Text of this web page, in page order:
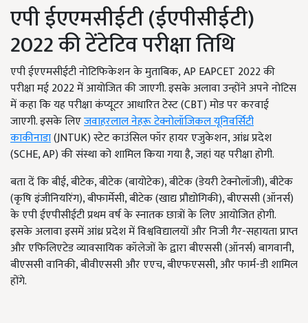
एपी ईएएमसीईटी (ईएपीसीईटी)
2022 की टेंटेटिव परीक्षा तिथि
एपी ईएएमसीईटी नोटिफिकेशन के मुताबिक, AP EAPCET 2022 की
परीक्षा मई 2022 में आयोजित की जाएगी. इसके अलावा उन्होंने अपने नोटिस
में कहा कि यह परीक्षा कंप्यूटर आधारित टेस्ट (CBT) मोड पर करवाई
जाएगी. इसके लिएजवाहरलाल नेहरू टेक्नोलॉजिकल यूनिवर्सिटी
काकीनाडा(JNTUK) स्टेट काउंसिल फॉर हायर एजुकेशन, आंध्र प्रदेश
(SCHE, AP) की संस्था को शामिल किया गया है, जहां यह परीक्षा होगी.
बता दें कि बीई, बीटेक, बीटेक (बायोटेक), बीटेक (डेयरी टेक्नोलॉजी), बीटेक
(कृषि इंजीनियरिंग), बीफार्मेसी, बीटेक (खाद्य प्रौद्योगिकी), बीएससी (ऑनर्स)
के एपी ईएपीसीईटी प्रथम वर्ष के स्नातक छात्रों के लिए आयोजित होगी.
इसके अलावा इसमें आंध्र प्रदेश में विश्वविद्यालयों और निजी गैर-सहायता प्राप्त
और एफिलिएटेड व्यावसायिक कॉलेजों के द्वारा बीएससी (ऑनर्स) बागवानी,
बीएससी वानिकी, बीवीएससी और एएच, बीएफएससी, और फार्म-डी शामिल
होंगे.